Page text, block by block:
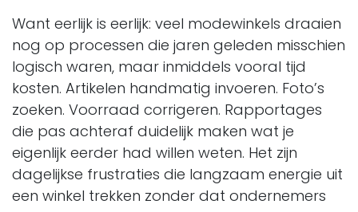
Want eerlijk is eerlijk: veel modewinkels draaien
nog op processen die jaren geleden misschien
logisch waren, maar inmiddels vooral tijd
kosten. Artikelen handmatig invoeren. Foto’s
zoeken. Voorraad corrigeren. Rapportages
die pas achteraf duidelijk maken wat je
eigenlijk eerder had willen weten. Het zijn
dagelijkse frustraties die langzaam energie uit
een winkel trekken zonder dat ondernemers